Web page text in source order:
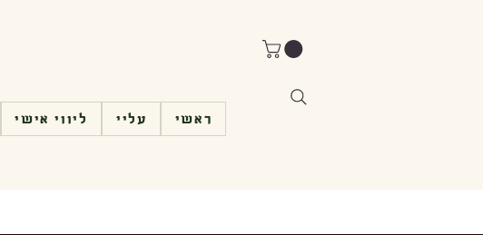
ראשי עליי ליווי אישי